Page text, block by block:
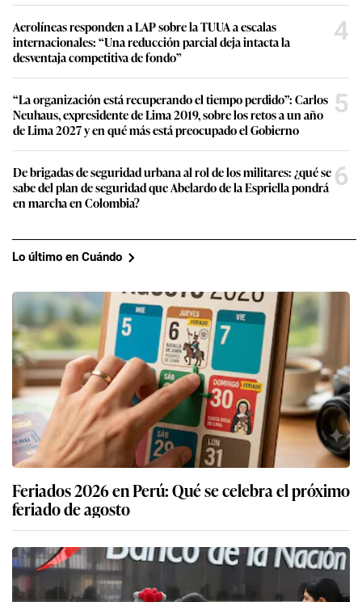
Aerolíneas responden a LAP sobre la TUUA a escalas
internacionales: “Una reducción parcial deja intacta la
desventaja competitiva de fondo”
4
“La organización está recuperando el tiempo perdido”: Carlos
Neuhaus, expresidente de Lima 2019, sobre los retos a un año
de Lima 2027 y en qué más está preocupado el Gobierno
5
De brigadas de seguridad urbana al rol de los militares: ¿qué se
sabe del plan de seguridad que Abelardo de la Espriella pondrá
en marcha en Colombia?
6
Lo último en Cuándo
Feriados 2026 en Perú: Qué se celebra el próximo
feriado de agosto